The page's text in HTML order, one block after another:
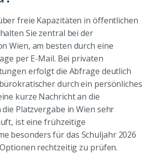
freie Kapazitäten in öffentlichen
Sie zentral bei der
Wien, am besten durch eine
per E-Mail. Bei privaten
erfolgt die Abfrage deutlich
durch ein persönliches
kurze Nachricht an die
Platzvergabe in Wien sehr
ist eine frühzeitige
besonders für das Schuljahr 2026
rechtzeitig zu prüfen.